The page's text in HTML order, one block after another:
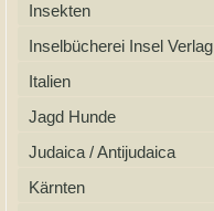
Insekten
Inselbücherei Insel Verlag
Italien
Jagd Hunde
Judaica / Antijudaica
Kärnten